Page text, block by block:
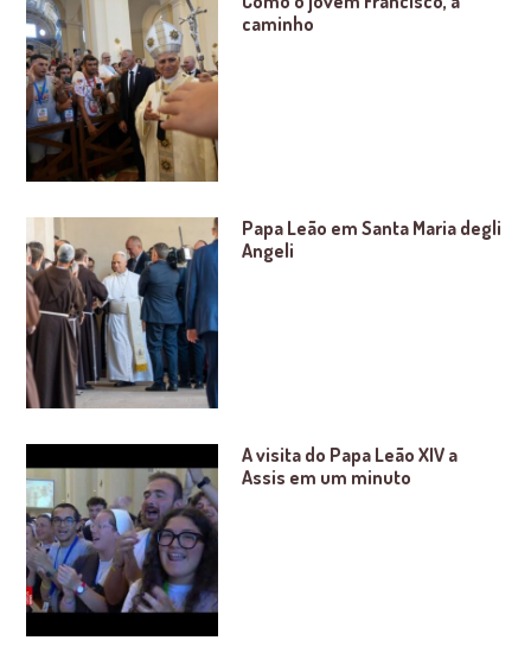
caminho
Papa Leão em Santa Maria degli
Angeli
A visita do Papa Leão XIV a
Assis em um minuto